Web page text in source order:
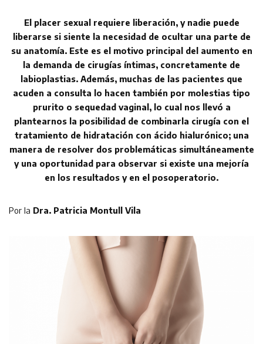
El placer sexual requiere liberación, y nadie puede
liberarse si siente la necesidad de ocultar una parte de
su anatomía. Este es el motivo principal del aumento en
la demanda de cirugías íntimas, concretamente de
labioplastias. Además, muchas de las pacientes que
acuden a consulta lo hacen también por molestias tipo
prurito o sequedad vaginal, lo cual nos llevó a
plantearnos la posibilidad de combinarla cirugía con el
tratamiento de hidratación con ácido hialurónico; una
manera de resolver dos problemáticas simultáneamente
y una oportunidad para observar si existe una mejoría
en los resultados y en el posoperatorio.
Por la Dra. Patricia Montull Vila